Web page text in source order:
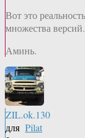
Вот это
множества версий.
Аминь.
ZIL.ok.130
для Pilat